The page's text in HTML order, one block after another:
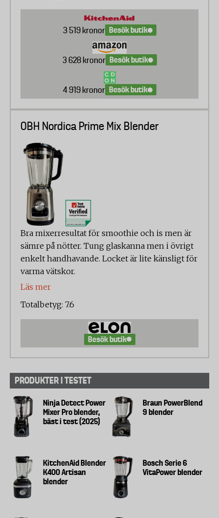
3 519 kronor Besök butik
3 628 kronor Besök butik
4 919 kronor Besök butik
OBH Nordica Prime Mix Blender
Bra mixerresultat för smoothie och is men är
sämre på nötter. Tung glaskanna men i övrigt
enkelt handhavande. Locket är lite känsligt för
varma vätskor.
Läs mer
Totalbetyg: 7.6
Besök butik
PRODUKTER I TESTET
Ninja Detect Power
Mixer Pro blender,
bäst i test (2025)
Braun PowerBlend
9 blender
KitchenAid Blender
K400 Artisan
blender
Bosch Serie 6
VitaPower blender